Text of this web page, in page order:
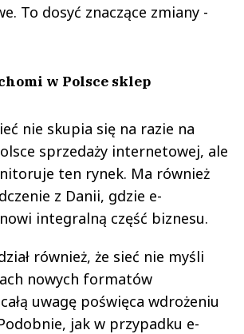
To dosyć znaczące zmiany -
w Polsce sklep
nie skupia się na razie na
sprzedaży internetowej, ale
ten rynek. Ma również
z Danii, gdzie e-
integralną część biznesu.
również, że sieć nie myśli
nowych formatów
uwagę poświęca wdrożeniu
jak w przypadku e-